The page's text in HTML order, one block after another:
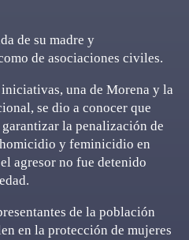
de su madre y
de asociaciones civiles.
una de Morena y la
se dio a conocer que
la penalización de
y feminicidio en
agresor no fue detenido
de la población
en la protección de mujeres